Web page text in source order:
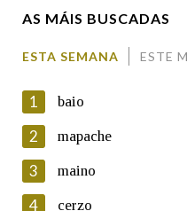
En cumprimento da
Protección de Datos de
AS MÁIS BUSCADAS
ESTA SEMANA ESTE
1 baio
2 mapache
3 maino
4 cerzo